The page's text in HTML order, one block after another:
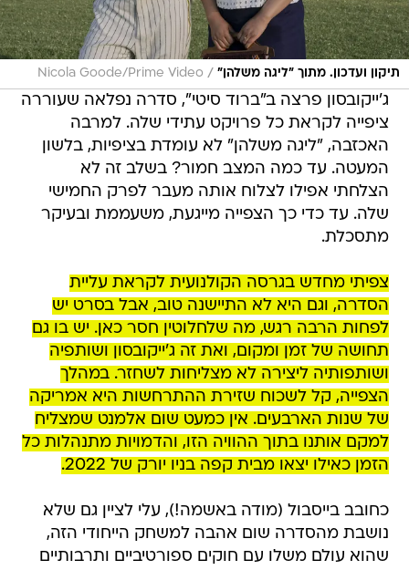
תיקון ועדכון. מתוך "ליגה משלהן" /
Nicola Goode/Prime Video
ג'ייקובסון פרצה ב"ברוד סיטי", סדרה נפלאה שעוררה
ציפייה לקראת כל פרויקט עתידי שלה. למרבה
האכזבה, "ליגה משלהן" לא עומדת בציפיות, בלשון
המעטה. עד כמה המצב חמור? בשלב זה לא
הצלחתי אפילו לצלוח אותה מעבר לפרק החמישי
שלה. עד כדי כך הצפייה מייגעת, משעממת ובעיקר
מתסכלת.
צפיתי מחדש בגרסה הקולנועית לקראת עליית
הסדרה, וגם היא לא התיישנה טוב, אבל בסרט יש
לפחות הרבה רגש, מה שלחלוטין חסר כאן. יש בו גם
תחושה של זמן ומקום, ואת זה ג'ייקובסון ושותפיה
ושותפותיה ליצירה לא מצליחות לשחזר. במהלך
הצפייה, קל לשכוח שזירת ההתרחשות היא אמריקה
של שנות הארבעים. אין כמעט שום אלמנט שמצליח
למקם אותנו בתוך ההוויה הזו, והדמויות מתנהלות כל
הזמן כאילו יצאו מבית קפה בניו יורק של 2022.
כחובב בייסבול (מודה באשמה!), עלי לציין גם שלא
נושבת מהסדרה שום אהבה למשחק הייחודי הזה,
שהוא עולם משלו עם חוקים ספורטיביים ותרבותיים